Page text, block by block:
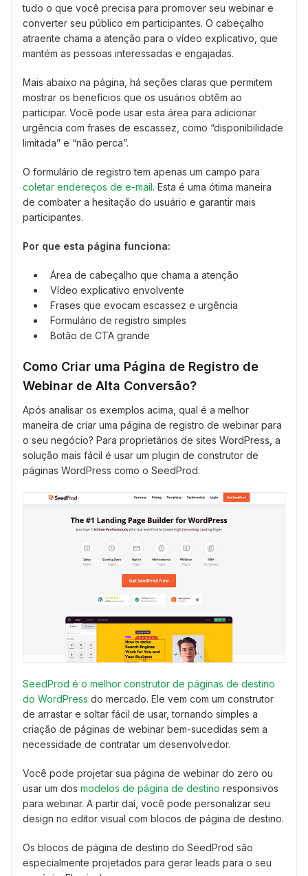
tudo o que você precisa para promover seu webinar e
converter seu público em participantes. O cabeçalho
atraente chama a atenção para o vídeo explicativo, que
mantém as pessoas interessadas e engajadas.
Mais abaixo na página, há seções claras que permitem
mostrar os benefícios que os usuários obtêm ao
participar. Você pode usar esta área para adicionar
urgência com frases de escassez, como “disponibilidade
limitada” e “não perca”.
O formulário de registro tem apenas um campo para
coletar endereços de e-mail. Esta é uma ótima maneira
de combater a hesitação do usuário e garantir mais
participantes.
Por que esta página funciona:
Área de cabeçalho que chama a atenção
Vídeo explicativo envolvente
Frases que evocam escassez e urgência
Formulário de registro simples
Botão de CTA grande
Como Criar uma Página de Registro de
Webinar de Alta Conversão?
Após analisar os exemplos acima, qual é a melhor
maneira de criar uma página de registro de webinar para
o seu negócio? Para proprietários de sites WordPress, a
solução mais fácil é usar um plugin de construtor de
páginas WordPress como o SeedProd.
SeedProd é o melhor construtor de páginas de destino
do WordPress do mercado. Ele vem com um construtor
de arrastar e soltar fácil de usar, tornando simples a
criação de páginas de webinar bem-sucedidas sem a
necessidade de contratar um desenvolvedor.
Você pode projetar sua página de webinar do zero ou
usar um dos modelos de página de destino responsivos
para webinar. A partir daí, você pode personalizar seu
design no editor visual com blocos de página de destino.
Os blocos de página de destino do SeedProd são
especialmente projetados para gerar leads para o seu